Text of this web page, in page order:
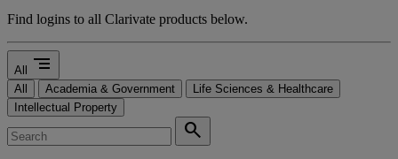
Find logins to all Clarivate products below.
All segment
All Academia & Government
Life Sciences & Healthcare
Intellectual Property
search